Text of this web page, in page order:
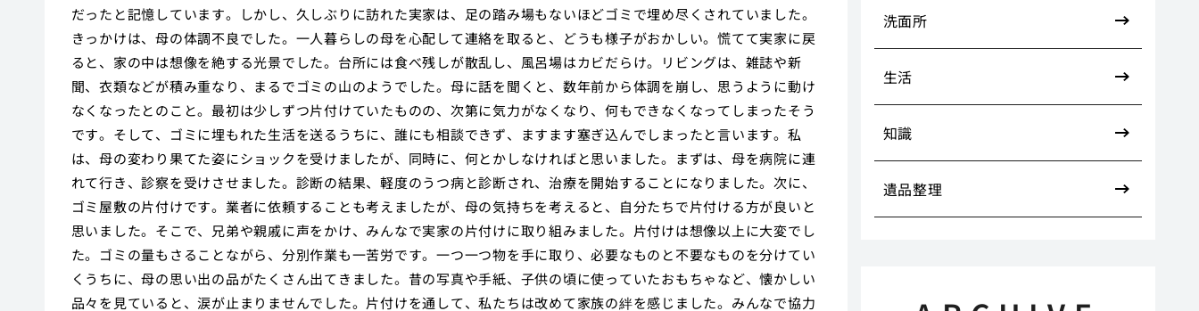
だったと記憶しています。しかし、久しぶりに訪れた実家は、足の踏み場もないほどゴミで埋め尽くされていました。
きっかけは、母の体調不良でした。一人暮らしの母を心配して連絡を取ると、どうも様子がおかしい。慌てて実家に戻
ると、家の中は想像を絶する光景でした。台所には食べ残しが散乱し、風呂場はカビだらけ。リビングは、雑誌や新
聞、衣類などが積み重なり、まるでゴミの山のようでした。母に話を聞くと、数年前から体調を崩し、思うように動け
なくなったとのこと。最初は少しずつ片付けていたものの、次第に気力がなくなり、何もできなくなってしまったそう
です。そして、ゴミに埋もれた生活を送るうちに、誰にも相談できず、ますます塞ぎ込んでしまったと言います。私
は、母の変わり果てた姿にショックを受けましたが、同時に、何とかしなければと思いました。まずは、母を病院に連
れて行き、診察を受けさせました。診断の結果、軽度のうつ病と診断され、治療を開始することになりました。次に、
ゴミ屋敷の片付けです。業者に依頼することも考えましたが、母の気持ちを考えると、自分たちで片付ける方が良いと
思いました。そこで、兄弟や親戚に声をかけ、みんなで実家の片付けに取り組みました。片付けは想像以上に大変でし
た。ゴミの量もさることながら、分別作業も一苦労です。一つ一つ物を手に取り、必要なものと不要なものを分けてい
くうちに、母の思い出の品がたくさん出てきました。昔の写真や手紙、子供の頃に使っていたおもちゃなど、懐かしい
品々を見ていると、涙が止まりませんでした。片付けを通して、私たちは改めて家族の絆を感じました。みんなで協力
洗面所
生活
知識
遺品整理